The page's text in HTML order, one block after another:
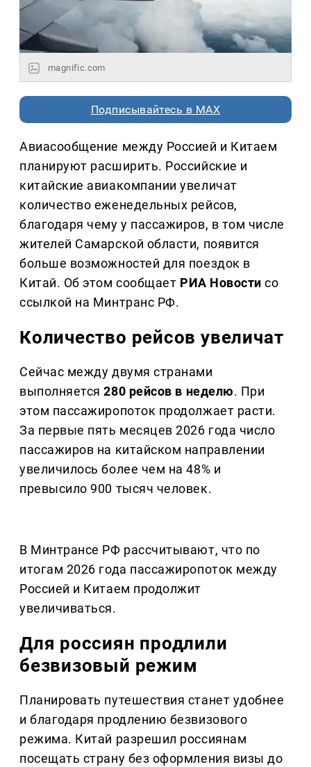
magnific.com
Подписывайтесь в MAX
Авиасообщение между Россией и Китаем
планируют расширить. Российские и
китайские авиакомпании увеличат
количество еженедельных рейсов,
благодаря чему у пассажиров, в том числе
жителей Самарской области, появится
больше возможностей для поездок в
Китай. Об этом сообщает РИА Новости со
ссылкой на Минтранс РФ.
Количество рейсов увеличат
Сейчас между двумя странами
выполняется280 рейсов в неделю. При
этом пассажиропоток продолжает расти.
За первые пять месяцев 2026 года число
пассажиров на китайском направлении
увеличилось более чем на 48% и
превысило 900 тысяч человек.
В Минтрансе РФ рассчитывают, что по
итогам 2026 года пассажиропоток между
Россией и Китаем продолжит
увеличиваться.
Для россиян продлили
безвизовый режим
Планировать путешествия станет удобнее
и благодаря продлению безвизового
режима. Китай разрешил россиянам
посещать страну без оформления визы до